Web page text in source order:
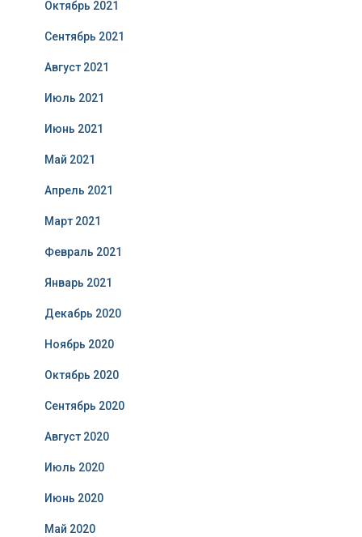
Октябрь 2021
Сентябрь 2021
Август 2021
Июль 2021
Июнь 2021
Май 2021
Апрель 2021
Март 2021
Февраль 2021
Январь 2021
Декабрь 2020
Ноябрь 2020
Октябрь 2020
Сентябрь 2020
Август 2020
Июль 2020
Июнь 2020
Май 2020